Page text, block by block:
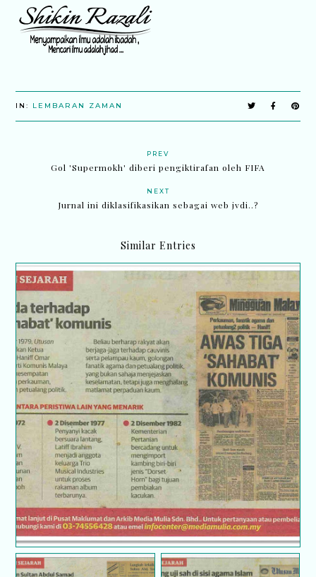
IN: LEMBARAN ZAMAN
PREV
Gol 'Supermokh' diberi pengiktirafan oleh FIFA
NEXT
Jurnal ini diklasifikasikan sebagai web jvdi..?
Similar Entries
Hari ini dalam sejarah